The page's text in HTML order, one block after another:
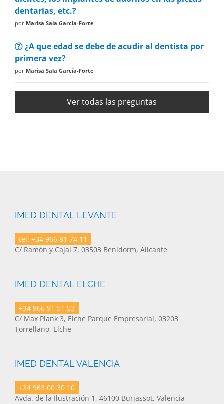
dentarias, etc.?
por Marisa Sala García-Forte
¿A que edad se debe de acudir al dentista por
primera vez?
por Marisa Sala García-Forte
Ver todas las preguntas
IMED DENTAL LEVANTE
tel: +34 966 81 74 11
C/ Ramón y Cajal 7, 03503 Benidorm, Alicante
IMED DENTAL ELCHE
+34 966 91 51 53
C/ Max Plank 3, Elche Parque Empresarial, 03203
Torrellano, Elche
IMED DENTAL VALENCIA
+34 963 00 30 10
Avda. de la Ilustración 1, 46100 Burjassot, Valencia